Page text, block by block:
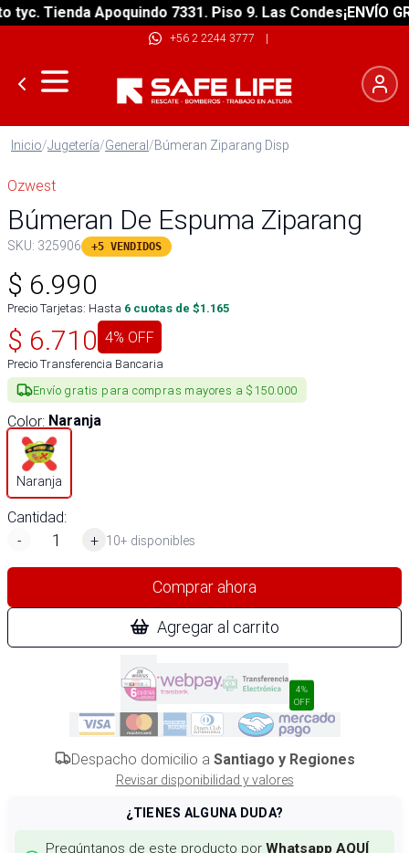
Tienda Apoquindo 7331. Piso 9. Las Condes¡ENVÍO
+56 2 2244 3777 |
Inicio/Jugetería/General/Búmeran Ziparang Disp
Ozwest
Búmeran De Espuma Ziparang
SKU: 325906 +5 VENDIDOS
$ 6.990
Precio Tarjetas: Hasta 6 cuotas de $1.165
$ 6.710 4% OFF
Precio Transferencia Bancaria
Envío gratis para compras mayores a $150.000
Color: Naranja
Naranja
Cantidad:
-
+ 10+ disponibles
Comprar ahora
Agregar al carrito
4%
OFF
Despacho domicilio a Santiago y Regiones
Revisar disponibilidad y valores
¿TIENES ALGUNA DUDA?
Pregúntanos de este producto por Whatsapp AQUÍ